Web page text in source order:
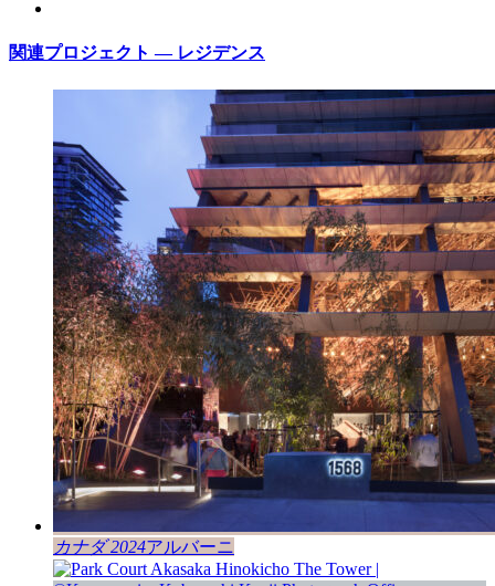
関連プロジェクト — レジデンス
カナダ 2024アルバーニ